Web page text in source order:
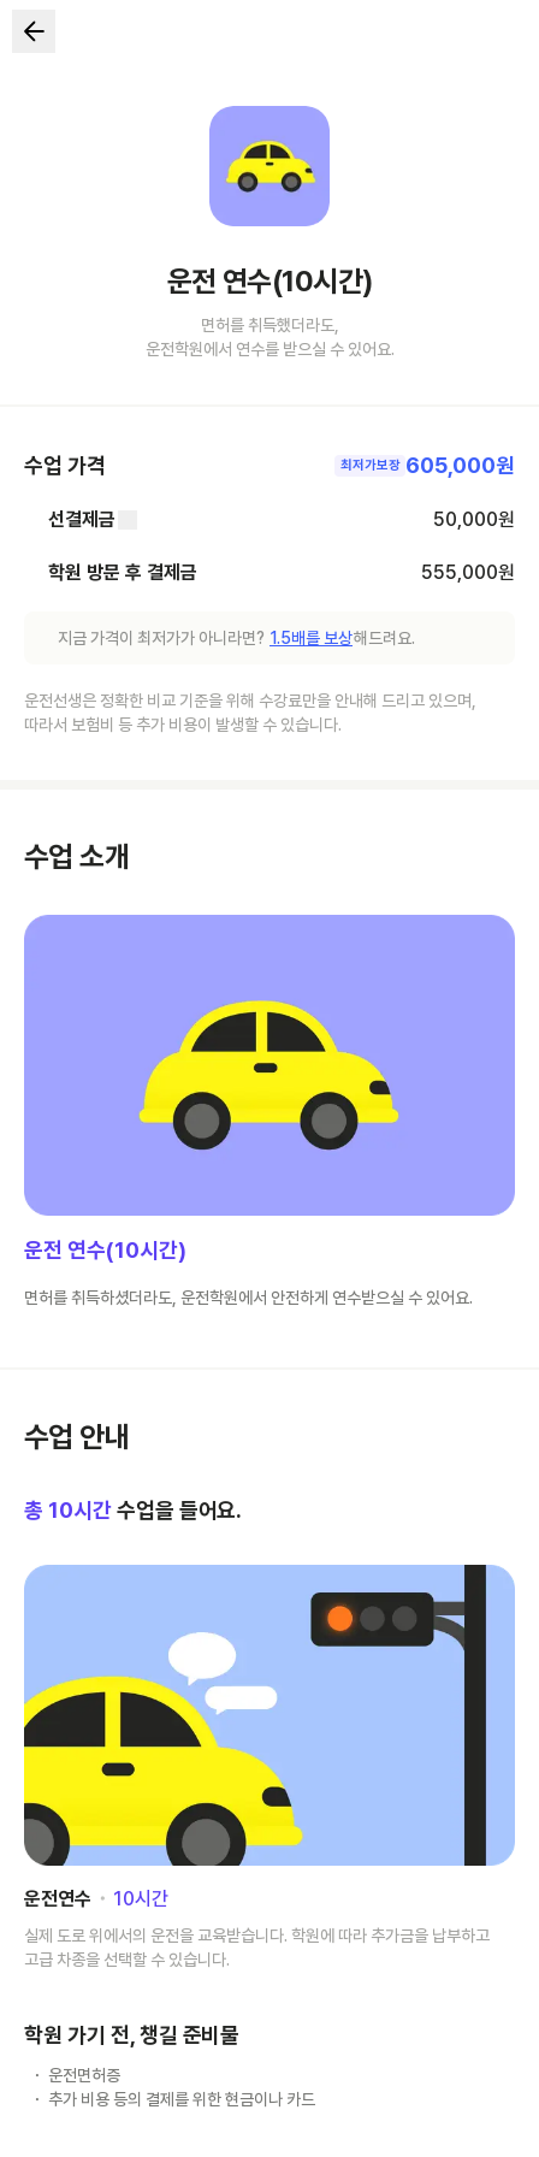
운전 연수(10시간)
면허를 취득했더라도,
운전학원에서 연수를 받으실 수 있어요.
수업 가격 최저가보장 605,000원
선결제금 50,000원
학원 방문 후 결제금 555,000원
지금 가격이 최저가가 아니라면? 1.5배를 보상해드려요.
운전선생은 정확한 비교 기준을 위해 수강료만을 안내해 드리고 있으며,
따라서 보험비 등 추가 비용이 발생할 수 있습니다.
수업 소개
운전 연수(10시간)
면허를 취득하셨더라도, 운전학원에서 안전하게 연수받으실 수 있어요.
수업 안내
총 10시간 수업을 들어요.
운전연수 ･ 10시간
실제 도로 위에서의 운전을 교육받습니다. 학원에 따라 추가금을 납부하고
고급 차종을 선택할 수 있습니다.
학원 가기 전, 챙길 준비물
운전면허증
추가 비용 등의 결제를 위한 현금이나 카드